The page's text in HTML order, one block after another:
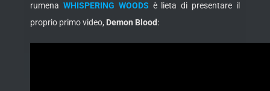
rumena WHISPERING WOODS è lieta di presentare il
proprio primo video, Demon Blood: